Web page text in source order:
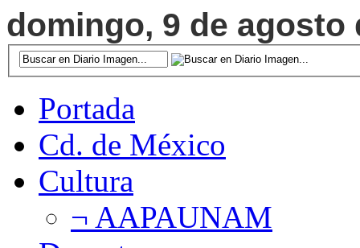
domingo, 9 de agosto
Portada
Cd. de México
Cultura
¬ AAPAUNAM